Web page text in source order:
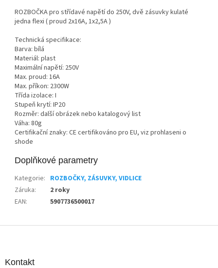
ROZBOČKA pro střídavé napětí do 250V, dvě zásuvky kulaté
jedna flexi ( proud 2x16A, 1x2,5A )
Technická specifikace:
Barva: bílá
Materiál: plast
Maximální napětí: 250V
Max. proud: 16A
Max. příkon: 2300W
Třída izolace: I
Stupeň krytí: IP20
Rozměr: další obrázek nebo katalogový list
Váha: 80g
Certifikační znaky: CE certifikováno pro EU, viz prohlaseni o
shode
Doplňkové parametry
Kategorie: ROZBOČKY, ZÁSUVKY, VIDLICE
Záruka:
2 roky
EAN: 5907736500017
Kontakt